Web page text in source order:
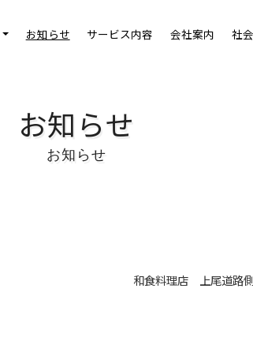
お知らせ サービス内容 会社案内 社
お知らせ
お知らせ
和食料理店 上尾道路